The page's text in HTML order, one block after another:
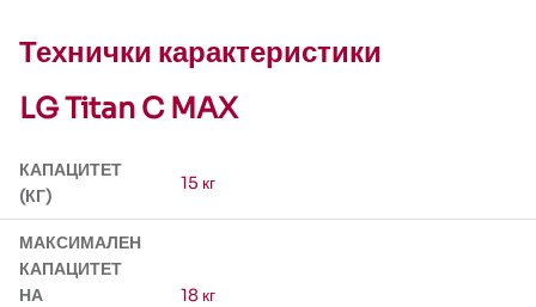
Технички карактеристики
LG Titan C MAX
КАПАЦИТЕТ
(КГ)
15 кг
МАКСИМАЛЕН
КАПАЦИТЕТ
НА
18 кг